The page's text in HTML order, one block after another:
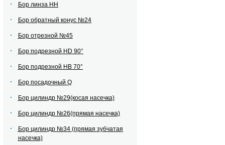
Бор линза НН
Бор обратный конус №24
Бор отрезной №45
Бор подрезной HD 90°
Бор подрезной HВ 70°
Бор посадочный Q
Бор цилиндр №29(косая насечка)
Бор цилиндр №26(прямая насечка)
Бор цилиндр №34 (прямая зубчатая
насечка)